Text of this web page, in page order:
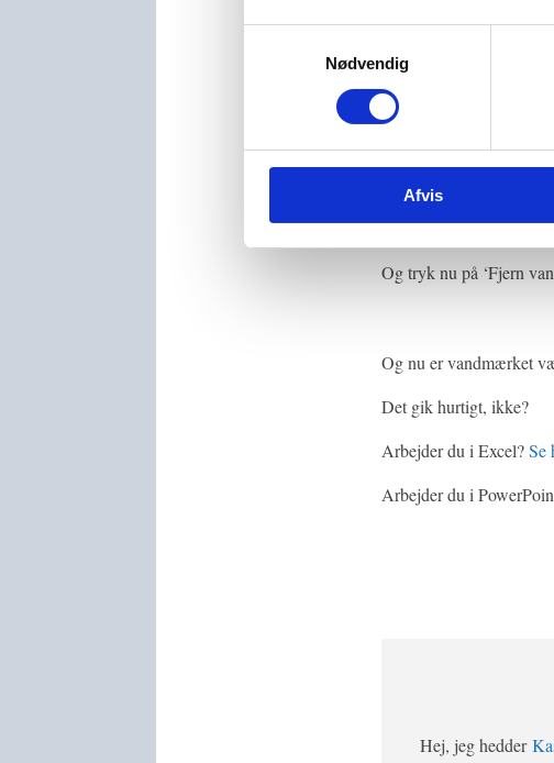
Nødvendig
Afvis
Tryk på knappen
Og tryk nu på ‘Fjern
Og nu er vandmærket
Det gik hurtigt, ikke?
Arbejder du i Excel?Se
Arbejder du i
Hej, jeg hedder